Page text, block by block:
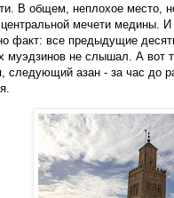
В общем, неплохое место,
мечети медины.
факт: все предыдущие
муэдзинов не слышал. А вот
следующий азан - за час до